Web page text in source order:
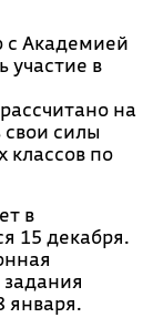
с Академией
в
на
силы
классов по
в
15 декабря.
января.